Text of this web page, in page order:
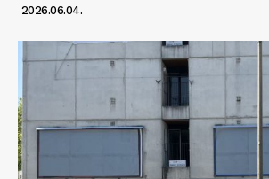
2026.06.04.